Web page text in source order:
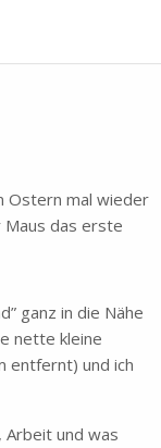
Ostern mal wieder
Maus das erste
ganz in die Nähe
nette kleine
entfernt) und ich
Arbeit und was